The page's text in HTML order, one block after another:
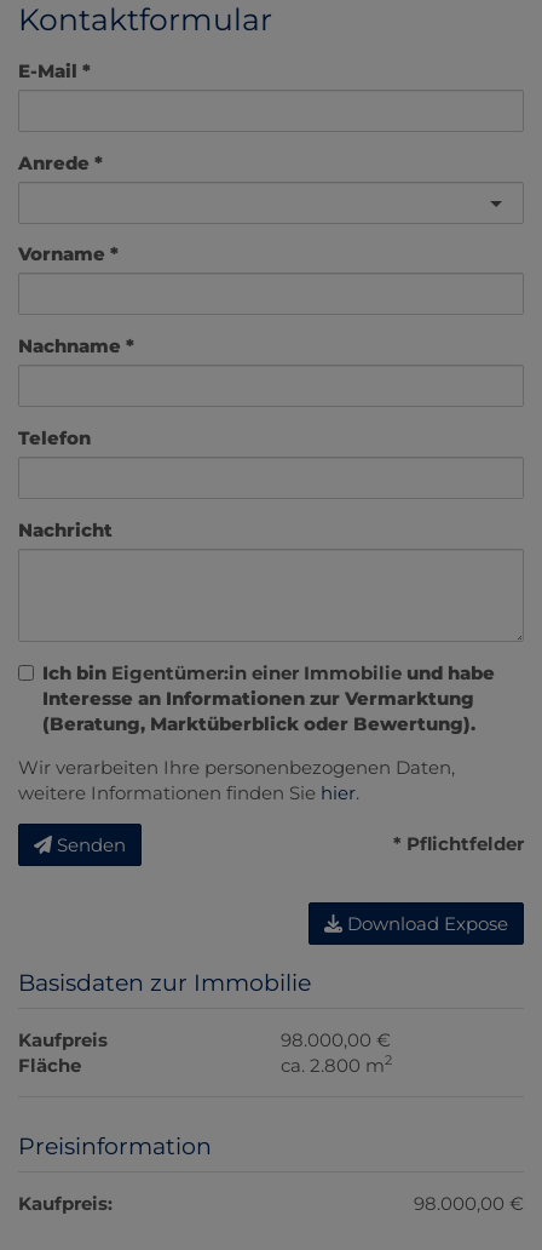
Kontaktformular
E-Mail
Anrede
Vorname
Nachname
Telefon
Nachricht
Ich bin Eigentümer:in einer Immobilie und habe
Interesse an Informationen zur Vermarktung
(Beratung, Marktüberblick oder Bewertung).
Wir verarbeiten Ihre personenbezogenen Daten,
weitere Informationen finden Sie hier.
Senden * Pflichtfelder
Download Expose
Basisdaten zur Immobilie
Kaufpreis
98.000,00 €
Fläche
ca. 2.800 m2
Preisinformation
Kaufpreis: 98.000,00 €